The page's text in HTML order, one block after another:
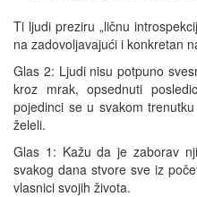
Ti ljudi preziru „ličnu
na zadovoljavajući i konkretan
Glas 2: Ljudi nisu potpuno
kroz mrak, opsednuti
pojedinci se u svakom
želeli.
Glas 1: Kažu da je zaborav
svakog dana stvore sve iz
vlasnici svojih života.